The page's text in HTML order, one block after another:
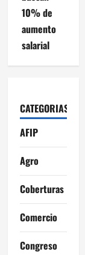
10% de
aumento
salarial
CATEGORIAS
AFIP
Agro
Coberturas
Comercio
Congreso